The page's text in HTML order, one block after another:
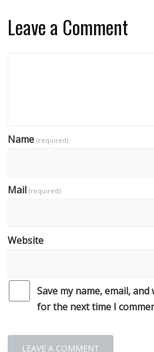
Leave a Comment
Name(required)
Mail(required)
Website
Save my name, email,
for the next time I